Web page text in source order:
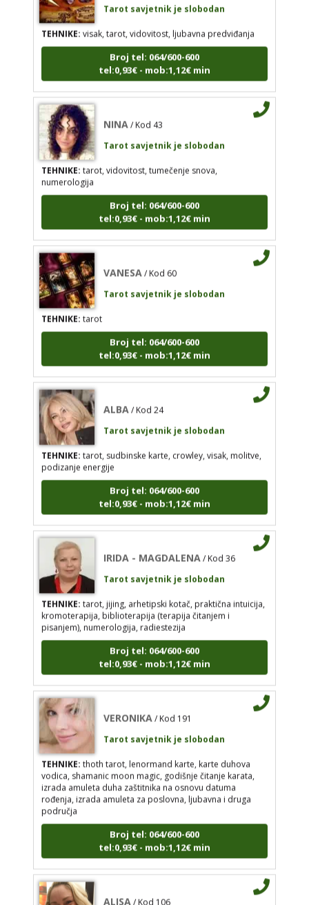
tel:0,93€ - mob:1,12€ min
Tarot savjetnik je slobodan
TEHNIKE:tarot, vidovitost, tumečenje snova,
numerologija
Broj tel: 064/600-600
tel:0,93€ - mob:1,12€ min
Tarot savjetnik je slobodan
TEHNIKE:tarot
tel:0,93€ - mob:1,12€ min
ALBA / Kod 24
Tarot savjetnik je slobodan
TEHNIKE:tarot, sudbinske karte, crowley, visak,
molitve, podizanje energije
Broj tel: 064/600-600
tel:0,93€ - mob:1,12€ min
IRIDA - MAGDALENA / Kod 36
Tarot savjetnik je slobodan
TEHNIKE: tarot, jijing, arhetipski kotač, praktična
intuicija, kromoterapija, biblioterapija (terapija
čitanjem i pisanjem), numerologija, radiestezija
Broj tel: 064/600-600
tel:0,93€ - mob:1,12€ min
VERONIKA/ Kod 191
TEHNIKE:thoth tarot, lenormand karte, karte
duhova vodica, shamanic moon magic, godišnje
čitanje karata, izrada amuleta duha zaštitnika na
osnovu datuma rođenja, izrada amuleta za
poslovna, ljubavna i druga područja
Broj tel: 064/600-600
tel:0,93€ - mob:1,12€ min
TEHNIKE:visak, tarot, vidovitost, ljubavna predviđanja
Broj tel: 064/600-600
tel:0,93€ - mob:1,12€ min
Tarot savjetnik je slobodan
TEHNIKE:tarot, vidovitost, tumečenje snova,
numerologija
tel:0,93€ - mob:1,12€ min
Tarot savjetnik je slobodan
TEHNIKE:tarot
tel:0,93€ - mob:1,12€ min
Tarot savjetnik je slobodan
TEHNIKE:tarot, sudbinske karte, crowley, visak, molitve,
podizanje energije
Broj tel: 064/600-600
tel:0,93€ - mob:1,12€ min
Tarot savjetnik je slobodan
TEHNIKE: tarot, jijing, arhetipski kotač, praktična intuicija,
kromoterapija, biblioterapija (terapija čitanjem i
pisanjem), numerologija, radiestezija
Broj tel: 064/600-600
tel:0,93€ - mob:1,12€ min
Tarot savjetnik je slobodan
TEHNIKE:thoth tarot, lenormand karte, karte duhova
vodica, shamanic moon magic, godišnje čitanje karata,
izrada amuleta duha zaštitnika na osnovu datuma
rođenja, izrada amuleta za poslovna, ljubavna i druga
područja
tel:0,93€ - mob:1,12€ min